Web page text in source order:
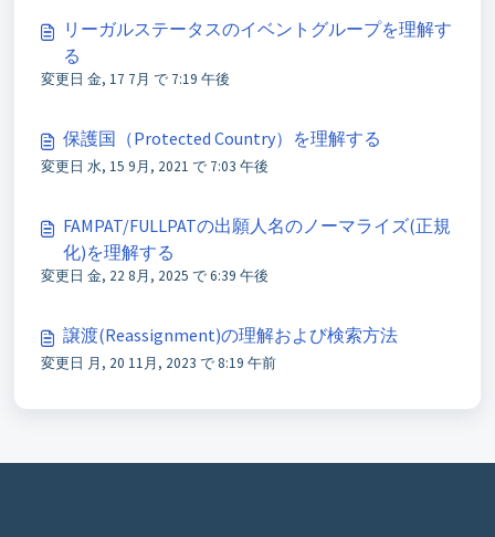
リーガルステータスのイベントグループを理解す
る
変更日 金, 17 7月 で 7:19 午後
保護国（Protected Country）を理解する
変更日 水, 15 9月, 2021 で 7:03 午後
FAMPAT/FULLPATの出願人名のノーマライズ(正規
化)を理解する
変更日 金, 22 8月, 2025 で 6:39 午後
譲渡(Reassignment)の理解および検索方法
変更日 月, 20 11月, 2023 で 8:19 午前